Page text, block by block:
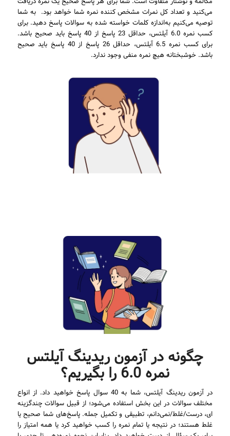
می‌کنید و تعداد کل نمرات مشخص کننده نمره شما خواهد بود. به شما
توصیه می‌کنیم به‌اندازه کلمات خواسته شده به سوالات پاسخ دهید. برای
کسب نمره 6.0 آیلتس، حداقل 23 پاسخ از 40 پاسخ باید صحیح باشد.
برای کسب نمره 6.5 آیلتس، حداقل 26 پاسخ از 40 پاسخ باید صحیح
باشد. خوشبختانه هیچ نمره منفی وجود ندارد.
چگونه در آزمون ریدینگ آیلتس
نمره 6.0 را بگیریم؟
در آزمون ریدینگ آیلتس، شما به 40 سوال پاسخ خواهید داد. از انواع
مختلف سوالات در این بخش استفاده می‌شود؛ از قبیل سوالات چندگزینه
ای، درست/غلط/نمی‌دانم، تطبیقی و تکمیل جمله. پاسخ‌های شما صحیح یا
غلط هستند؛ در نتیجه یا تمام نمره را کسب خواهید کرد یا همه امتیاز را